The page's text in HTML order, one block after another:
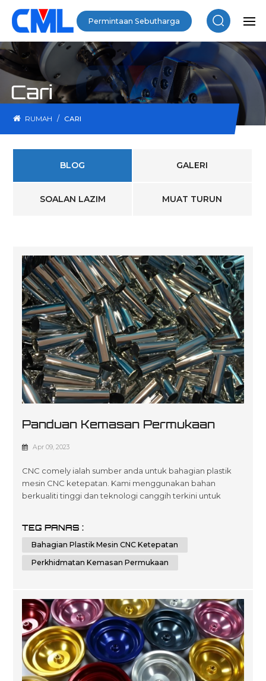
Permintaan Sebutharga
Cari
RUMAH / CARI
BLOG GALERI
SOALAN LAZIM MUAT TURUN
Panduan Kemasan Permukaan
Pada Bahagian Plastik Bermesin
Apr 09, 2023
CNC comely ialah sumber anda untuk bahagian plastik
mesin CNC ketepatan. Kami menggunakan bahan
berkualiti tinggi dan teknologi canggih terkini untuk
dalam pelbagai jenis industri seperti automotif,
pembuatan peranti perubatan, elektronik dan
pembungkusan. Kepakaran kami terletak pada
TEG PANAS :
Bahagian Plastik Mesin CNC Ketepatan
Perkhidmatan Kemasan Permukaan